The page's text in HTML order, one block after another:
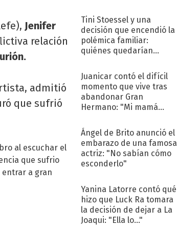
Jenifer
relación
admitió
que sufrió
Tini Stoessel y una
decisión que encendió la
polémica familiar:
quiénes quedarían
Juanicar contó el difícil
momento que vive tras
abandonar Gran
Hermano: "Mi mamá
Ángel de Brito anunció el
embarazo de una famosa
actriz: "No sabían cómo
esconderlo"
Yanina Latorre contó qué
hizo que Luck Ra tomara
la decisión de dejar a La
Joaqui: "Ella lo..."